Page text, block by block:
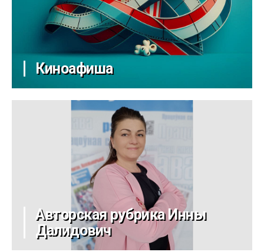
Киноафиша
Авторская рубрика Инны
Далидович